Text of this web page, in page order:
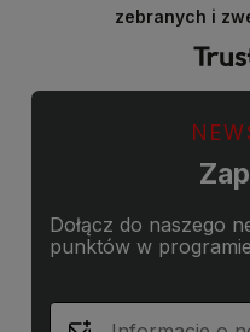
zebranych i
Dołącz do naszego
punktów w